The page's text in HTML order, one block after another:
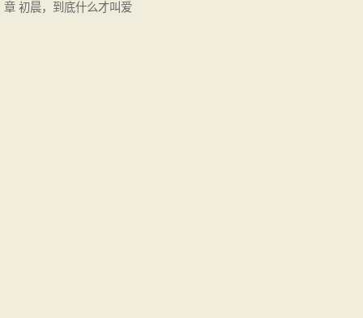
章 初晨，到底什么才叫爱